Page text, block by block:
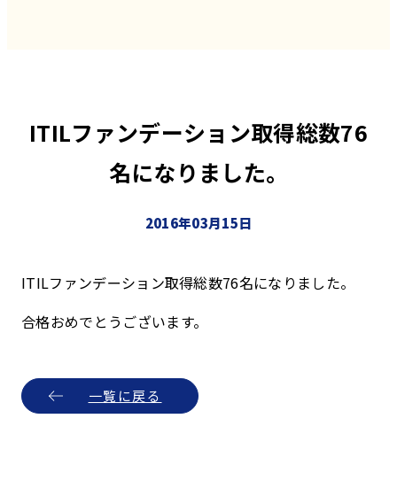
ITILファンデーション取得総数76
名になりました。
2016年03月15日
ITILファンデーション取得総数76名になりました。
合格おめでとうございます。
一覧に戻る